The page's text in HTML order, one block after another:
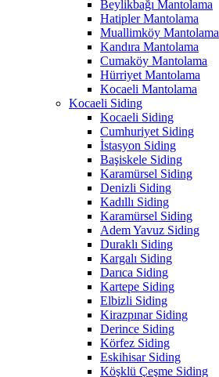
Beylikbağı Mantolama
Hatipler Mantolama
Muallimköy Mantolama
Kandıra Mantolama
Cumaköy Mantolama
Hürriyet Mantolama
Kocaeli Mantolama
Kocaeli Siding
Kocaeli Siding
Cumhuriyet Siding
İstasyon Siding
Başiskele Siding
Karamürsel Siding
Denizli Siding
Kadıllı Siding
Karamürsel Siding
Adem Yavuz Siding
Duraklı Siding
Kargalı Siding
Darıca Siding
Kartepe Siding
Elbizli Siding
Kirazpınar Siding
Derince Siding
Körfez Siding
Eskihisar Siding
Köşklü Çeşme Siding